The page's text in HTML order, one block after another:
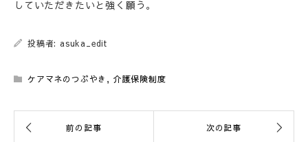
していただきたいと強く願う。
投稿者: asuka_edit
ケアマネのつぶやき , 介護保険制度